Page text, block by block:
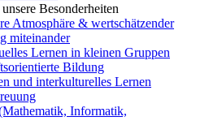
Besonderheiten
Atmosphäre & wertschätzender
miteinander
Lernen in kleinen Gruppen
Bildung
und interkulturelles Lernen
Informatik,